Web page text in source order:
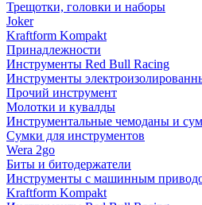
Трещотки, головки и наборы
Joker
Kraftform Kompakt
Принадлежности
Инструменты Red Bull Racing
Инструменты
Прочий инструмент
Молотки и кувалды
Инструментальные чемоданы и
Сумки для инструментов
Wera 2go
Биты и битодержатели
Инструменты с машинным
Kraftform Kompakt